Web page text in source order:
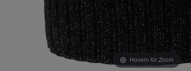
Hovern für Zoom